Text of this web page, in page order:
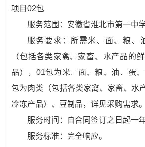
项目02包
服务范围：安徽省淮北市第一中
服务要求：所需米、面、粮、
（包括各类家禽、家畜、水产品的
品），01包为米、面、粮、油、蛋
包为肉类（包括各类家禽、家畜、水
冷冻产品）、豆制品，详见采购需求。
服务时间：自合同签订之日起一年
服务标准：完全响应。